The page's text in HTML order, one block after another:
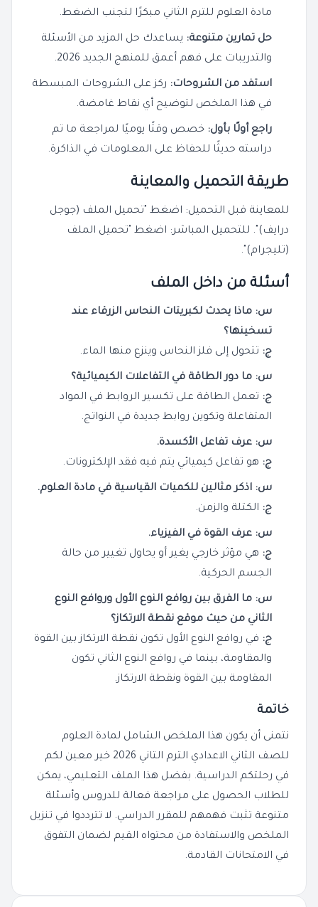
مادة العلوم للترم الثاني مبكرًا لتجنب الضغط.
حل تمارين متنوعة: يساعدك حل المزيد من الأسئلة
والتدريبات على فهم أعمق للمنهج الجديد 2026.
استفد من الشروحات: ركز على الشروحات المبسطة
في هذا الملخص لتوضيح أي نقاط غامضة.
راجع أولًا بأول: خصص وقتًا يوميًا لمراجعة ما تم
دراسته حديثًا للحفاظ على المعلومات في الذاكرة.
طريقة التحميل والمعاينة
للمعاينة قبل التحميل: اضغط "تحميل الملف (جوجل
درايف)". للتحميل المباشر: اضغط "تحميل الملف
(تليجرام)".
أسئلة من داخل الملف
س: ماذا يحدث لكبريتات النحاس الزرقاء عند
تسخينها؟
ج: تتحول إلى فلز النحاس وينزع منها الماء.
س: ما دور الطاقة في التفاعلات الكيميائية؟
ج: تعمل الطاقة على تكسير الروابط في المواد
المتفاعلة وتكوين روابط جديدة في النواتج.
س: عرف تفاعل الأكسدة.
ج: هو تفاعل كيميائي يتم فيه فقد الإلكترونات.
س: اذكر مثالين للكميات القياسية في مادة العلوم.
ج: الكتلة والزمن.
س: عرف القوة في الفيزياء.
ج: هي مؤثر خارجي يغير أو يحاول تغيير من حالة
الجسم الحركية.
س: ما الفرق بين روافع النوع الأول وروافع النوع
الثاني من حيث موقع نقطة الارتكاز؟
ج: في روافع النوع الأول تكون نقطة الارتكاز بين القوة
والمقاومة، بينما في روافع النوع الثاني تكون
المقاومة بين القوة ونقطة الارتكاز.
خاتمة
نتمنى أن يكون هذا الملخص الشامل لمادة العلوم
للصف الثاني الاعدادي الترم التاني 2026 خير معين لكم
في رحلتكم الدراسية. بفضل هذا الملف التعليمي، يمكن
للطلاب الحصول على مراجعة فعالة للدروس وأسئلة
متنوعة تثبت فهمهم للمقرر الدراسي. لا تترددوا في تنزيل
الملخص والاستفادة من محتواه القيم لضمان التفوق
في الامتحانات القادمة.